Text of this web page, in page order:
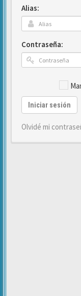
Alias:
Contraseña:
Iniciar sesión
Olvidé mi